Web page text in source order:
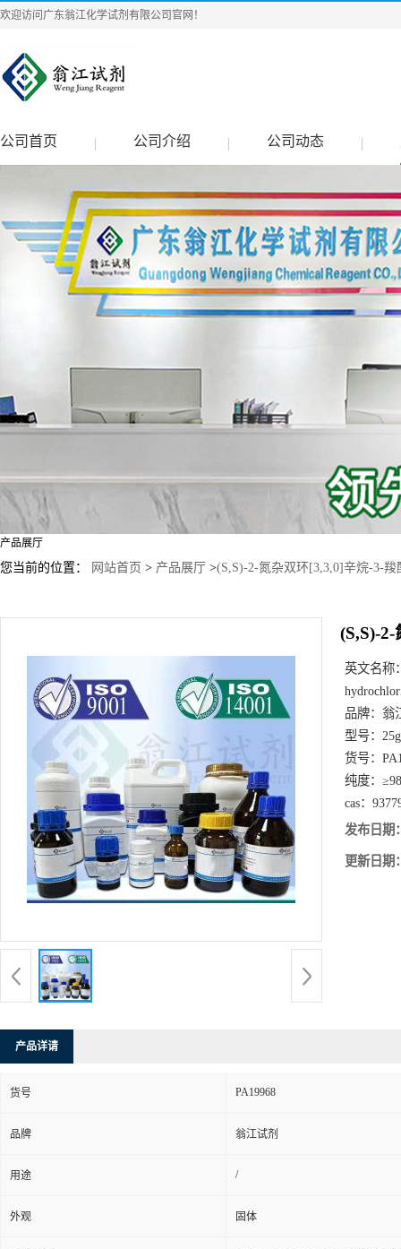
欢迎访问广东翁江化学试剂有限公司官网！
公司首页 公司介绍 公司动态
产品展厅
您当前的位置： 网站首页 > 产品展厅 >(S,S)-2-氮杂双环[3,3,0]辛烷-3-羧
(S,S)-
英文名称
品牌： 翁
型号：
货号：
纯度：
cas：
发布日期
更新日期
产品详请
货号 PA19968
品牌 翁江试剂
用途 /
外观 固体